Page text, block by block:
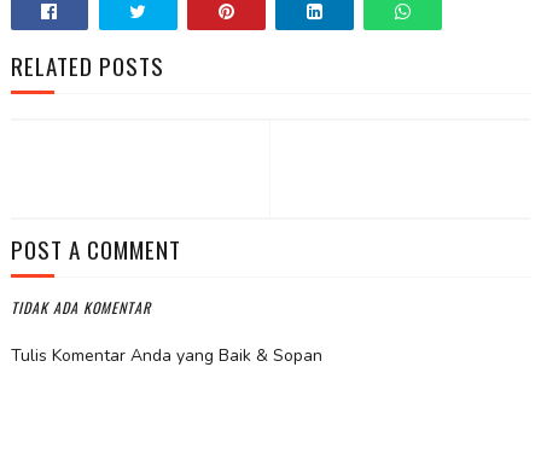
RELATED POSTS
POST A COMMENT
TIDAK ADA KOMENTAR
Tulis Komentar Anda yang Baik & Sopan